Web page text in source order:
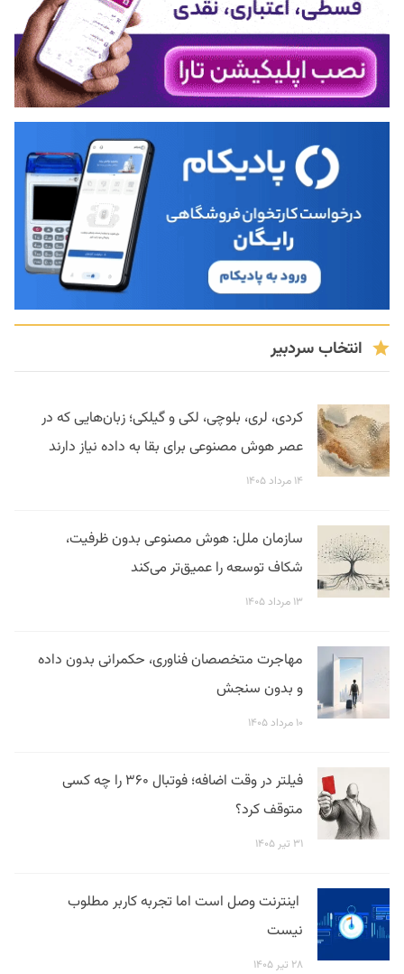
انتخاب سردبیر
کردی، لری، بلوچی، لکی و گیلکی؛ زبان‌هایی که در
عصر هوش مصنوعی برای بقا به داده نیاز دارند
۱۴ مرداد ۱۴۰۵
سازمان ملل: هوش مصنوعی بدون ظرفیت،
شکاف توسعه را عمیق‌تر می‌کند
۱۳ مرداد ۱۴۰۵
مهاجرت متخصصان فناوری، حکمرانی بدون داده
و بدون سنجش
۱۰ مرداد ۱۴۰۵
فیلتر در وقت اضافه؛ فوتبال ۳۶۰ را چه کسی
متوقف کرد؟
۳۱ تیر ۱۴۰۵
اینترنت وصل است اما تجربه کاربر مطلوب
نیست
۲۸ تیر ۱۴۰۵